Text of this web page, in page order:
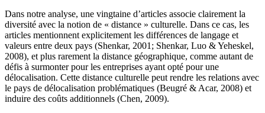
Dans notre analyse, une vingtaine d’articles associe clairement la
diversité avec la notion de « distance » culturelle. Dans ce cas, les
articles mentionnent explicitement les différences de langage et
valeurs entre deux pays (Shenkar, 2001; Shenkar, Luo & Yeheskel,
2008), et plus rarement la distance géographique, comme autant de
défis à surmonter pour les entreprises ayant opté pour une
délocalisation. Cette distance culturelle peut rendre les relations avec
le pays de délocalisation problématiques (Beugré & Acar, 2008) et
induire des coûts additionnels (Chen, 2009).